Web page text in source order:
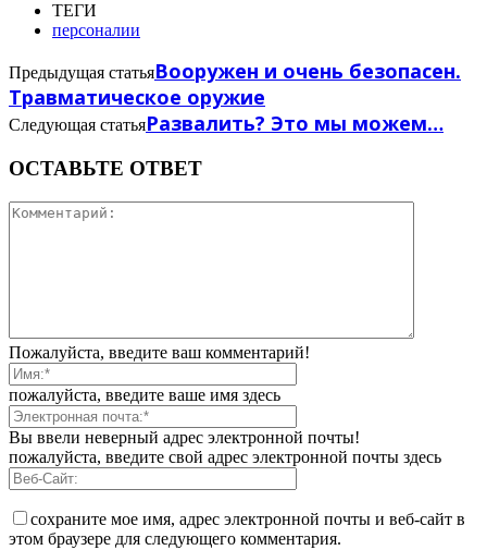
ТЕГИ
персоналии
Предыдущая статьяВооружен и очень безопасен.
Травматическое оружие
Следующая статьяРазвалить? Это мы можем…
ОСТАВЬТЕ ОТВЕТ
Пожалуйста, введите ваш комментарий!
пожалуйста, введите ваше имя здесь
Вы ввели неверный адрес электронной почты!
пожалуйста, введите свой адрес электронной почты здесь
сохраните мое имя, адрес электронной почты и веб-сайт в
этом браузере для следующего комментария.